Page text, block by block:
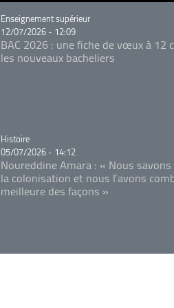
Catégorie
Enseignement supérieur
12/07/2026 - 12:09
BAC 2026 : une fiche de vœux à 12
les nouveaux bacheliers
Catégorie
Histoire
05/07/2026 - 14:12
Noureddine Amara : « Nous savons
la colonisation et nous l’avons
meilleure des façons »